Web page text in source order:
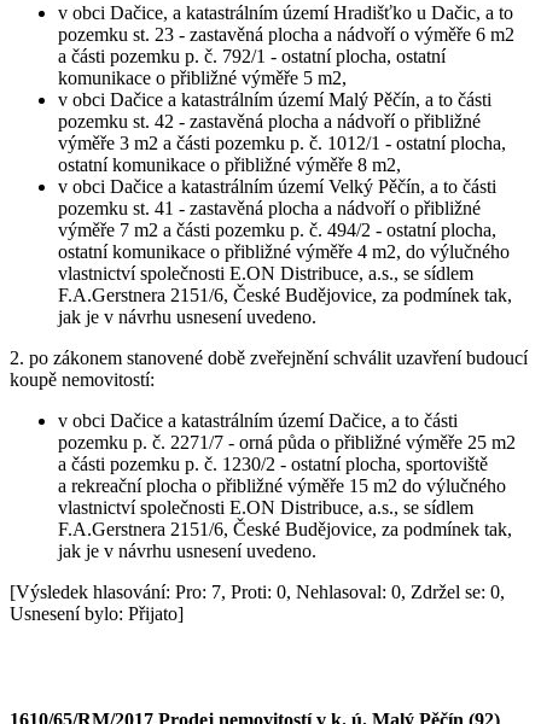
v obci Dačice, a katastrálním území Hradišťko u Dačic, a to
pozemku st. 23 - zastavěná plocha a nádvoří o výměře 6 m2
a části pozemku p. č. 792/1 - ostatní plocha, ostatní
komunikace o přibližné výměře 5 m2,
v obci Dačice a katastrálním území Malý Pěčín, a to části
pozemku st. 42 - zastavěná plocha a nádvoří o přibližné
výměře 3 m2 a části pozemku p. č. 1012/1 - ostatní plocha,
ostatní komunikace o přibližné výměře 8 m2,
v obci Dačice a katastrálním území Velký Pěčín, a to části
pozemku st. 41 - zastavěná plocha a nádvoří o přibližné
výměře 7 m2 a části pozemku p. č. 494/2 - ostatní plocha,
ostatní komunikace o přibližné výměře 4 m2, do výlučného
vlastnictví společnosti E.ON Distribuce, a.s., se sídlem
F.A.Gerstnera 2151/6, České Budějovice, za podmínek tak,
jak je v návrhu usnesení uvedeno.
2. po zákonem stanovené době zveřejnění schválit uzavření budoucí
koupě nemovitostí:
v obci Dačice a katastrálním území Dačice, a to části
pozemku p. č. 2271/7 - orná půda o přibližné výměře 25 m2
a části pozemku p. č. 1230/2 - ostatní plocha, sportoviště
a rekreační plocha o přibližné výměře 15 m2 do výlučného
vlastnictví společnosti E.ON Distribuce, a.s., se sídlem
F.A.Gerstnera 2151/6, České Budějovice, za podmínek tak,
jak je v návrhu usnesení uvedeno.
[Výsledek hlasování: Pro: 7, Proti: 0, Nehlasoval: 0, Zdržel se: 0,
Usnesení bylo: Přijato]
1610/65/RM/2017 Prodej nemovitostí v k. ú. Malý Pěčín (92)